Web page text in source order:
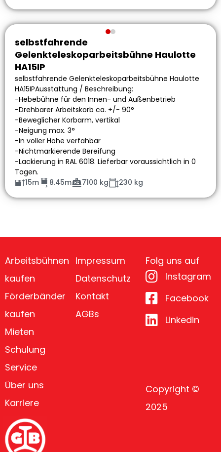
selbstfahrende
Gelenkteleskoparbeitsbühne Haulotte
HA15IP
selbstfahrende Gelenkteleskoparbeitsbühne Haulotte
HA15IPAusstattung / Beschreibung:
-Hebebühne für den Innen- und Außenbetrieb
-Drehbarer Arbeitskorb ca. +/- 90°
-Beweglicher Korbarm, vertikal
-Neigung max. 3°
-In voller Höhe verfahbar
-Nichtmarkierende Bereifung
-Lackierung in RAL 6018. Lieferbar voraussichtlich in 0
Tagen.
15m
8.45m 7100 kg 230 kg
Arbeitsbühnen
kaufen
Förderbänder
kaufen
Mieten
Schulung
Service
Über uns
Karriere
Impressum
Datenschutz
Kontakt
AGBs
Folg uns auf
Instagram
Facebook
Linkedin
Copyright ©
2025